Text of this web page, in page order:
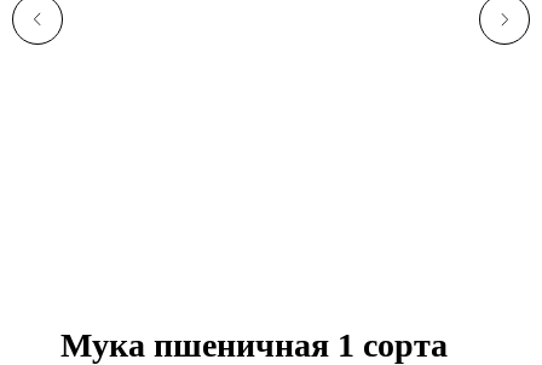
Мука пшеничная 1 сорта